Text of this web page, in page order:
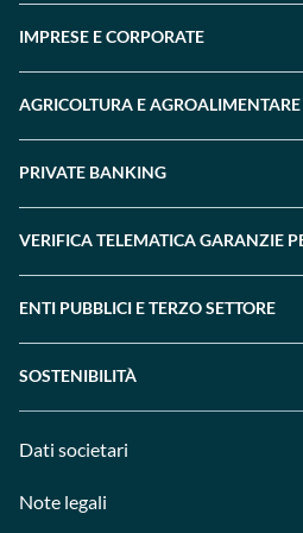
IMPRESE E CORPORATE
AGRICOLTURA E AGROALIMENTARE
PRIVATE BANKING
VERIFICA TELEMATICA GARANZIE
ENTI PUBBLICI E TERZO SETTORE
SOSTENIBILITÀ
Dati societari
Note legali